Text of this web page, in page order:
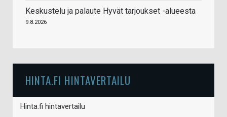
Keskustelu ja palaute Hyvät tarjoukset -alueesta
9.8.2026
HINTA.FI HINTAVERTAILU
Hinta.fi hintavertailu